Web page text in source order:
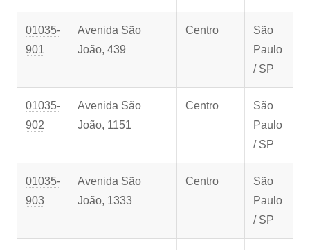
01035-
901
Avenida São
João, 439
Centro
São
Paulo
/ SP
01035-
902
Avenida São
João, 1151
Centro
São
Paulo
/ SP
01035-
903
Avenida São
João, 1333
Centro
São
Paulo
/ SP